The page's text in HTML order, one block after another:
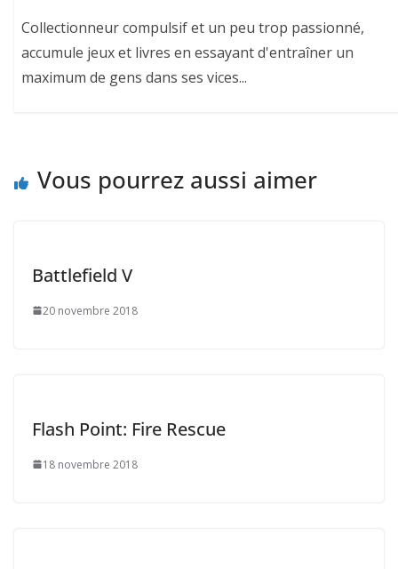
Collectionneur compulsif et un peu trop passionné,
accumule jeux et livres en essayant d'entraîner un
maximum de gens dans ses vices...
Vous pourrez aussi aimer
Battlefield V
20 novembre 2018
Flash Point: Fire Rescue
18 novembre 2018